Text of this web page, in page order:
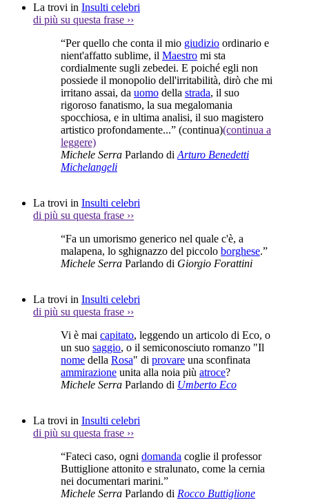
La trovi in Insulti celebri
di più su questa frase ››
“Per quello che conta il mio giudizio ordinario e
nient'affatto sublime, il Maestro mi sta
cordialmente sugli zebedei. E poiché egli non
possiede il monopolio dell'irritabilità, dirò che mi
irritano assai, da uomo della strada, il suo
rigoroso fanatismo, la sua megalomania
spocchiosa, e in ultima analisi, il suo magistero
artistico profondamente...” (continua)(continua a
leggere)
Michele Serra Parlando di Arturo Benedetti
Michelangeli
La trovi in Insulti celebri
di più su questa frase ››
“Fa un umorismo generico nel quale c'è, a
malapena, lo sghignazzo del piccolo borghese.”
Michele Serra Parlando di Giorgio Forattini
La trovi in Insulti celebri
di più su questa frase ››
Vi è mai capitato, leggendo un articolo di Eco, o
un suo saggio, o il semiconosciuto romanzo "Il
nome della Rosa" di provare una sconfinata
ammirazione unita alla noia più atroce?
Michele Serra Parlando di Umberto Eco
La trovi in Insulti celebri
di più su questa frase ››
“Fateci caso, ogni domanda coglie il professor
Buttiglione attonito e stralunato, come la cernia
nei documentari marini.”
Michele Serra Parlando di Rocco Buttiglione